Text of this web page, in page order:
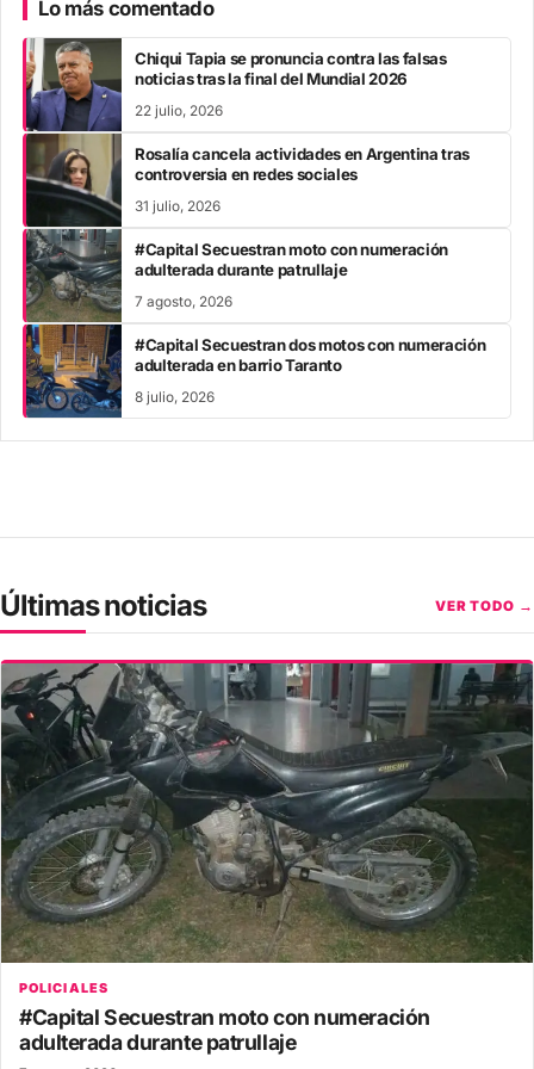
Lo más comentado
Chiqui Tapia se pronuncia contra las falsas
noticias tras la final del Mundial 2026
22 julio, 2026
Rosalía cancela actividades en Argentina tras
controversia en redes sociales
31 julio, 2026
#Capital Secuestran moto con numeración
adulterada durante patrullaje
7 agosto, 2026
#Capital Secuestran dos motos con numeración
adulterada en barrio Taranto
8 julio, 2026
Últimas noticias VER TODO →
POLICIALES
#Capital Secuestran moto con numeración
adulterada durante patrullaje